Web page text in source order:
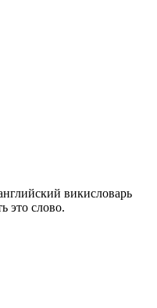
викисловарь
это слово.